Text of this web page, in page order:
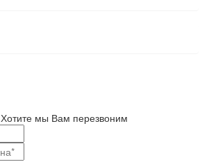
Хотите мы Вам перезвоним